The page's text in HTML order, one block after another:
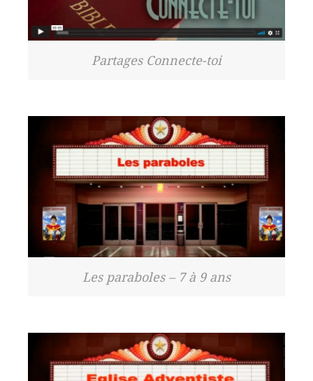
Partages Connecte-toi
Les paraboles – 7 à 9 ans